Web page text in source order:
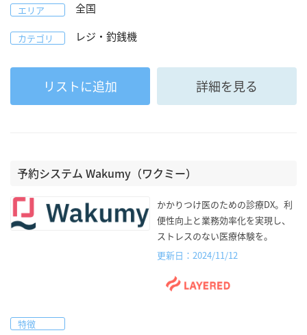
エリア 全国
カテゴリ レジ・釣銭機
リストに追加 詳細を見る
予約システム Wakumy（ワクミー）
かかりつけ医のための診療DX。利
便性向上と業務効率化を実現し、
ストレスのない医療体験を。
更新日：2024/11/12
特徴